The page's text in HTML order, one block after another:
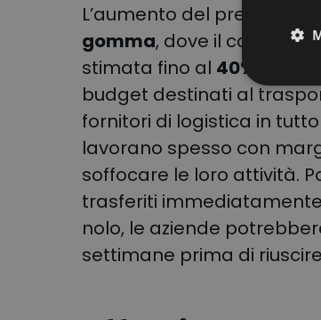
L’aumento del prezzo
gomma, dove il
stimata fino al 40% dei
budget destinati al
fornitori di logistica in
lavorano spesso con
soffocare le loro attività.
trasferiti
nolo, le aziende
settimane prima di